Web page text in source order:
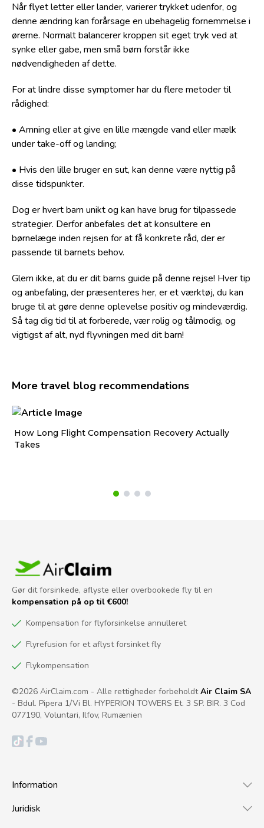
Når flyet letter eller lander, varierer trykket udenfor, og
denne ændring kan forårsage en ubehagelig fornemmelse i
ørerne. Normalt balancerer kroppen sit eget tryk ved at
synke eller gabe, men små børn forstår ikke
nødvendigheden af dette.
For at lindre disse symptomer har du flere metoder til
rådighed:
• Amning eller at give en lille mængde vand eller mælk
under take-off og landing;
• Hvis den lille bruger en sut, kan denne være nyttig på
disse tidspunkter.
Dog er hvert barn unikt og kan have brug for tilpassede
strategier. Derfor anbefales det at konsultere en
børnelæge inden rejsen for at få konkrete råd, der er
passende til barnets behov.
Glem ikke, at du er dit barns guide på denne rejse! Hver tip
og anbefaling, der præsenteres her, er et værktøj, du kan
bruge til at gøre denne oplevelse positiv og mindeværdig.
Så tag dig tid til at forberede, vær rolig og tålmodig, og
vigtigst af alt, nyd flyvningen med dit barn!
More travel blog recommendations
How Long Flight Compensation Recovery Actually
Takes
Gør dit forsinkede, aflyste eller overbookede fly til en
kompensation på op til €600!
Kompensation for flyforsinkelse annulleret
Flyrefusion for et aflyst forsinket fly
Flykompensation
©2026 AirClaim.com - Alle rettigheder forbeholdtAir Claim SA
- Bdul. Pipera 1/Vi Bl. HYPERION TOWERS Et. 3 SP. BIR. 3 Cod
077190, Voluntari, Ilfov, Rumænien
Information
Juridisk